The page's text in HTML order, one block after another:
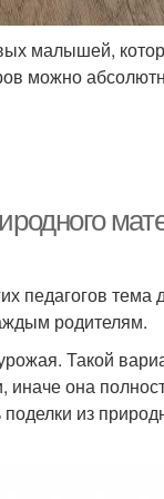
малышей,
можно
педагогов тема
родителям.
Такой
она
из